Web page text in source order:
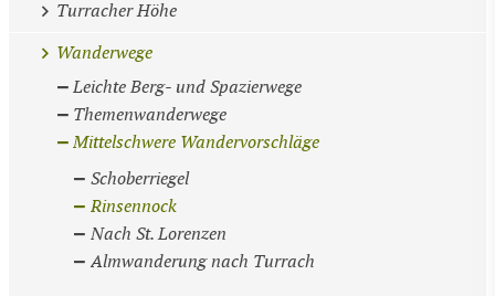
Turracher Höhe
Wanderwege
Leichte Berg- und Spazierwege
Themenwanderwege
Mittelschwere Wandervorschläge
Schoberriegel
Rinsennock
Nach St. Lorenzen
Almwanderung nach Turrach